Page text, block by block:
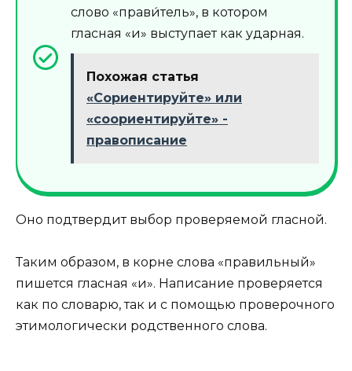
слово «прави́тель», в котором
гласная «и» выступает как ударная.
Похожая статья
«Сориентируйте» или
«соориентируйте» -
правописание
Оно подтвердит выбор проверяемой гласной.
Таким образом, в корне слова «правильный»
пишется гласная «и». Написание проверяется
как по словарю, так и с помощью проверочного
этимологически родственного слова.